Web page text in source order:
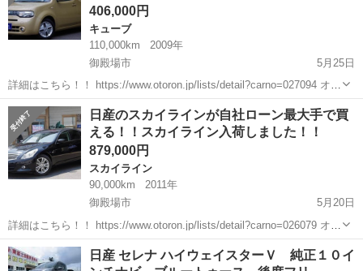
406,000円
キューブ
110,000km
2009年
御殿場市
5月25日
詳細はこちら！！ https://www.otoron.jp/lists/detail?carno=027094 オト
ロンの自社ローンは金利無し！！！ 他社で断られた方でも、自己破
産、債務整理、ローンブラックの...
静岡 御殿場市 キューブ 日産 キューブ
日産のスカイラインが自社ローン最大手で買
える！！スカイライン入荷しました！！
879,000円
スカイライン
90,000km
2011年
御殿場市
5月20日
詳細はこちら！！ https://www.otoron.jp/lists/detail?carno=026079 オト
ロンの自社ローンは金利無し！！！ 他社で断られた方でも、自己破
産、債務整理、ローンブラックの...
静岡 御殿場市 スカイライン オトロン
日産 セレナ ハイウェイスターＶ 純正１０イ